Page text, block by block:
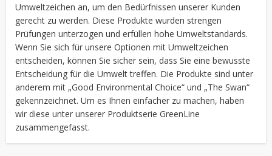
Umweltzeichen an, um den Bedürfnissen unserer Kunden
gerecht zu werden. Diese Produkte wurden strengen
Prüfungen unterzogen und erfüllen hohe Umweltstandards.
Wenn Sie sich für unsere Optionen mit Umweltzeichen
entscheiden, können Sie sicher sein, dass Sie eine bewusste
Entscheidung für die Umwelt treffen. Die Produkte sind unter
anderem mit „Good Environmental Choice“ und „The Swan“
gekennzeichnet. Um es Ihnen einfacher zu machen, haben
wir diese unter unserer Produktserie GreenLine
zusammengefasst.